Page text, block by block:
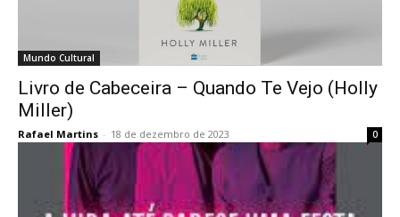
Mundo Cultural
Livro de Cabeceira – Quando Te Vejo (Holly
Miller)
Rafael Martins - 18 de dezembro de 2023 0